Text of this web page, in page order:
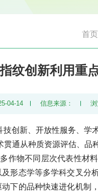
首页
纹创新利用重
04-14 信息来源：
创新、开放性服务、学
通从种质资源评估、品
作物不同层次代表性材
形态学等多学科交叉分
下的品种快速进化机制